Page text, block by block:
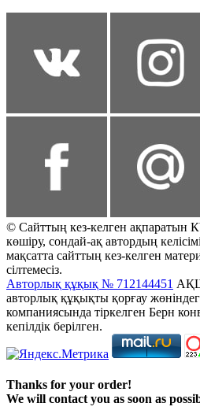
© Сайттың кез-келген
көшіру, сондай-ақ автордың
мақсатта сайттың кез-келген
сілтемесіз.
Авторлық құқық № 712144451
авторлық құқықты қорғау
компаниясында тіркелген Берн
кепілдік берілген.
Thanks for your order!
We will contact you as soon as